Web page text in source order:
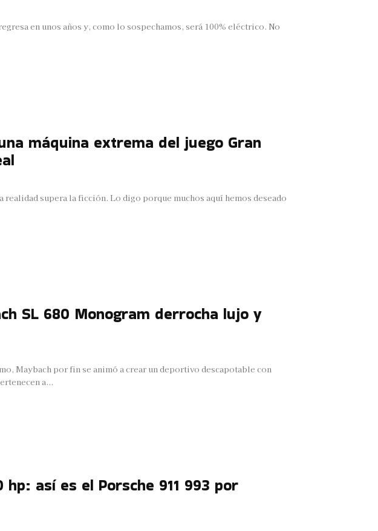
en unos años y, como lo sospechamos, será 100% eléctrico. No
máquina extrema del juego Gran
realidad supera la ficción. Lo digo porque muchos aquí hemos deseado
SL 680 Monogram derrocha lujo y
Maybach por fin se animó a crear un deportivo descapotable con
a...
así es el Porsche 911 993 por